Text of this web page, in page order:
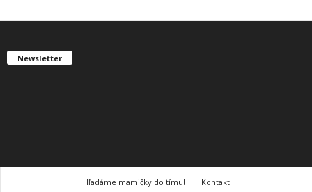
Newsletter
Hľadáme mamičky do tímu! Kontakt